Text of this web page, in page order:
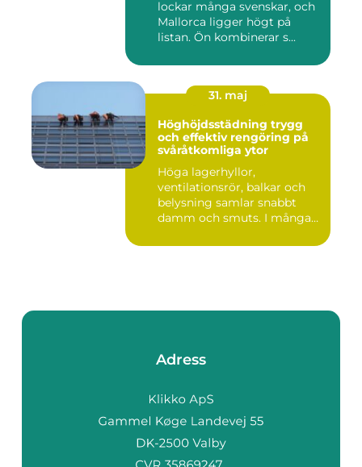
lockar många svenskar, och
Mallorca ligger högt på
listan. Ön kombinerar s...
31. maj
Höghöjdsstädning trygg
och effektiv rengöring på
svåråtkomliga ytor
Höga lagerhyllor,
ventilationsrör, balkar och
belysning samlar snabbt
damm och smuts. I många
Adress